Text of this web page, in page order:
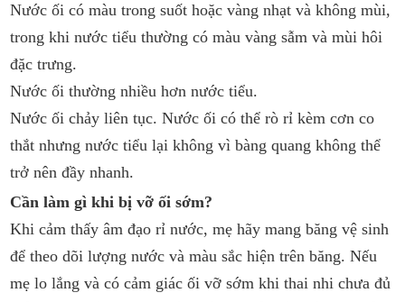
Nước ối có màu trong suốt hoặc vàng nhạt và không mùi,
trong khi nước tiểu thường có màu vàng sẫm và mùi hôi
đặc trưng.
Nước ối thường nhiều hơn nước tiểu.
Nước ối chảy liên tục. Nước ối có thể rò rỉ kèm cơn co
thắt nhưng nước tiểu lại không vì bàng quang không thể
trở nên đầy nhanh.
Cần làm gì khi bị vỡ ối sớm?
Khi cảm thấy âm đạo rỉ nước, mẹ hãy mang băng vệ sinh
để theo dõi lượng nước và màu sắc hiện trên băng. Nếu
mẹ lo lắng và có cảm giác ối vỡ sớm khi thai nhi chưa đủ